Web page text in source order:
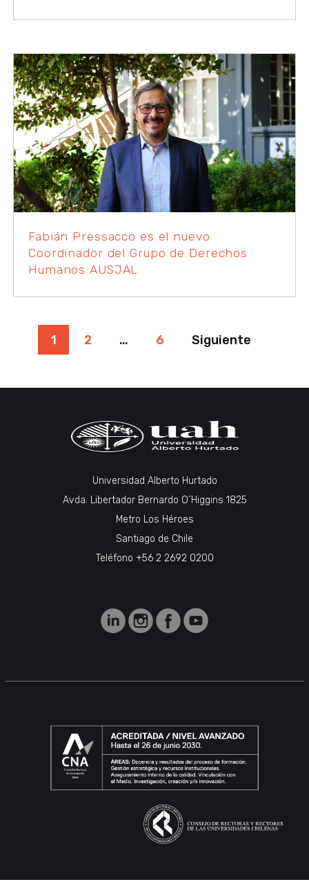
Fabián Pressacco es el nuevo
Coordinador del Grupo de Derechos
Humanos AUSJAL
PAGINACIÓN
ENTRADAS
1 2 … 6 Siguiente
Universidad Alberto Hurtado
Avda. Libertador Bernardo O´Higgins 1825
Metro Los Héroes
Santiago de Chile
Teléfono +56 2 2692 0200